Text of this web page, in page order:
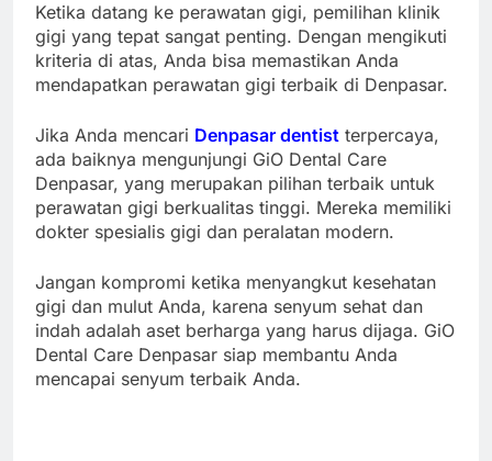
Ketika datang ke perawatan gigi, pemilihan klinik
gigi yang tepat sangat penting. Dengan mengikuti
kriteria di atas, Anda bisa memastikan Anda
mendapatkan perawatan gigi terbaik di Denpasar.
Jika Anda mencari Denpasar dentist terpercaya,
ada baiknya mengunjungi GiO Dental Care
Denpasar, yang merupakan pilihan terbaik untuk
perawatan gigi berkualitas tinggi. Mereka memiliki
dokter spesialis gigi dan peralatan modern.
Jangan kompromi ketika menyangkut kesehatan
gigi dan mulut Anda, karena senyum sehat dan
indah adalah aset berharga yang harus dijaga. GiO
Dental Care Denpasar siap membantu Anda
mencapai senyum terbaik Anda.